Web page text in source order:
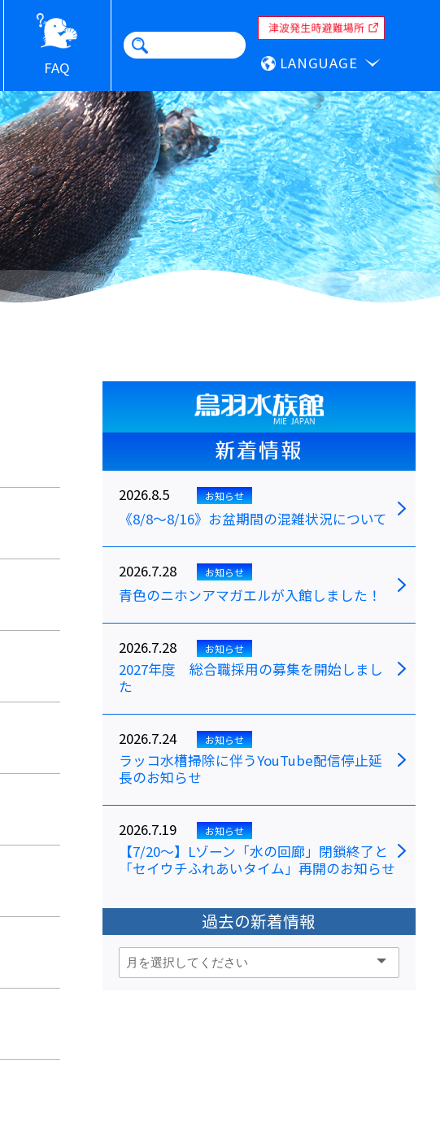
FAQ LANGUAGE
新着情報
2026.8.5 お知らせ
《8/8～8/16》お盆期間の混雑状況について
2026.7.28 お知らせ
青色のニホンアマガエルが入館しました！
2026.7.28 お知らせ
2027年度 総合職採用の募集を開始しまし
た
2026.7.24 お知らせ
ラッコ水槽掃除に伴うYouTube配信停止延
長のお知らせ
2026.7.19 お知らせ
【7/20～】Lゾーン「水の回廊」閉鎖終了と
「セイウチふれあいタイム」再開のお知らせ
過去の新着情報